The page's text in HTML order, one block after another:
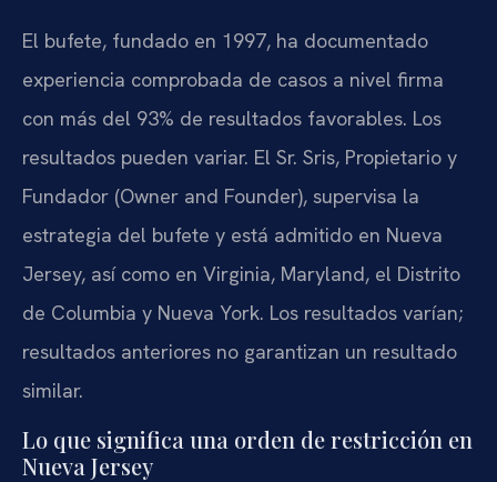
El bufete, fundado en 1997, ha documentado
experiencia comprobada de casos a nivel firma
con más del 93% de resultados favorables. Los
resultados pueden variar. El Sr. Sris, Propietario y
Fundador (Owner and Founder), supervisa la
estrategia del bufete y está admitido en Nueva
Jersey, así como en Virginia, Maryland, el Distrito
de Columbia y Nueva York. Los resultados varían;
resultados anteriores no garantizan un resultado
similar.
Lo que significa una orden de restricción en
Nueva Jersey